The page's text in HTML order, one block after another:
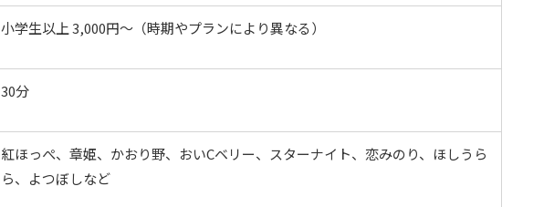
小学生以上 3,000円～（時期やプランにより異なる）
30分
紅ほっぺ、章姫、かおり野、おいCベリー、スターナイト、恋みのり、ほしうら
ら、よつぼしなど